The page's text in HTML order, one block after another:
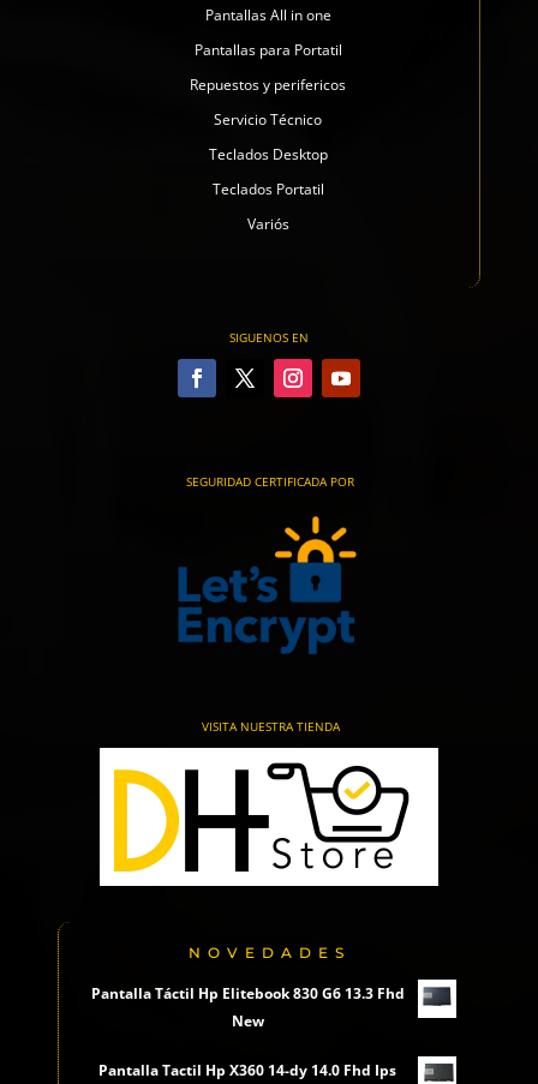
Pantallas All in one
Pantallas para Portatil
Repuestos y perifericos
Servicio Técnico
Teclados Desktop
Teclados Portatil
Variós
SIGUENOS EN
SEGURIDAD CERTIFICADA POR
VISITA NUESTRA TIENDA
NOVEDADES
Pantalla Táctil Hp Elitebook 830 G6 13.3 Fhd
New
Pantalla Tactil Hp X360 14-dy 14.0 Fhd Ips